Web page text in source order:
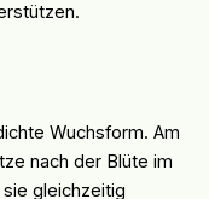
Wuchsform. Am
nach der Blüte im
gleichzeitig